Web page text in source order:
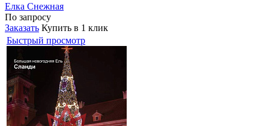
Елка Снежная
По запросу
Заказать Купить в 1 клик
Быстрый просмотр